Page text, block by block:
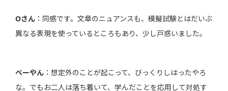
Oさん ：同感です。文章のニュアンスも、模擬試験とはだいぶ
異なる表現を使っているところもあり、少し戸惑いました。
べーやん ：想定外のことが起こって、びっくりしはったやろ
な。でもお二人は落ち着いて、学んだことを応用して対処す